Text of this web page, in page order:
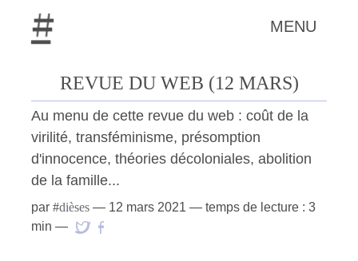
MENU
REVUE DU WEB (12 MARS)
Au menu de cette revue du web : coût de la
virilité, transféminisme, présomption
d'innocence, théories décoloniales, abolition
de la famille...
par #dièses — 12 mars 2021 — temps de lecture : 3
min —